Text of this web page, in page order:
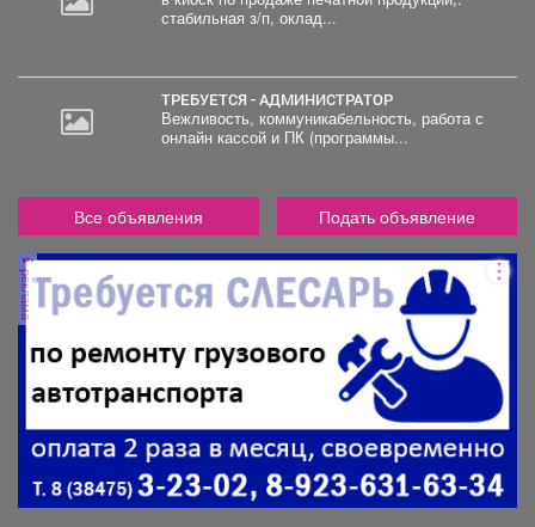
стабильная з/п, оклад...
ТРЕБУЕТСЯ - АДМИНИСТРАТОР
Вежливость, коммуникабельность, работа с
онлайн кассой и ПК (программы...
Все объявления Подать объявление
реклама